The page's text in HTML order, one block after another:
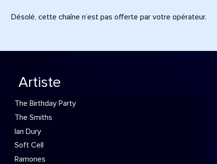
Désolé, cette chaîne n’est pas offerte par votre opérateur.
Artiste
The Birthday Party
The Smiths
Ian Dury
Soft Cell
Ramones